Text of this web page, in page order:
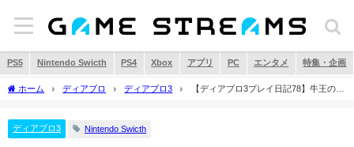
PS5 Nintendo Swicth PS4 Xbox アプリ PC エンタメ 特集・企画
ホーム ディアブロ ディアブロ3
【ディアブロ3プレイ日記78】牛王の亡
ディアブロ3 Nintendo Swicth